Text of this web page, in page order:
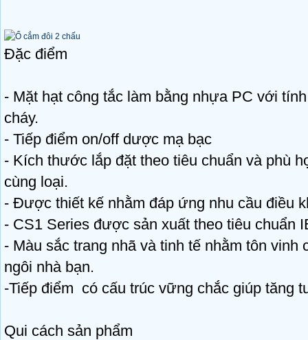
Đặc điểm
- Mặt hạt công tắc làm bằng nhựa PC với
cháy.
- Tiếp điểm on/off dược mạ bạc
- Kích thước lắp đặt theo tiêu chuẩn và phù
cùng loại.
- Được thiết kế nhằm đáp ứng nhu cầu điều
- CS1 Series được sản xuất theo tiêu chuẩn
- Màu sắc trang nhã và tinh tế nhằm tôn vinh
ngôi nhà bạn.
-Tiếp điểm có cấu trúc vững chắc giúp tăng
Qui cách sản phẩm